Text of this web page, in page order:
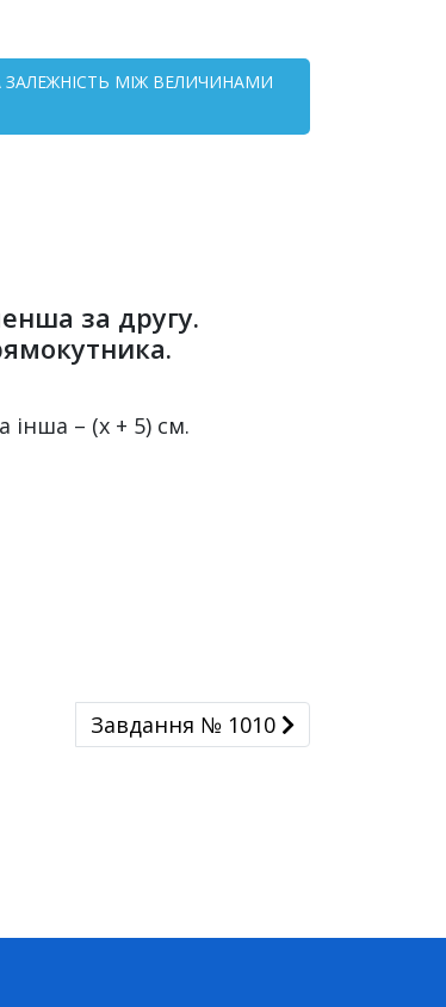
ЗАЛЕЖНІСТЬ МІЖ ВЕЛИЧИНАМИ
за другу.
інша – (х + 5) см.
Завдання № 1010
Завдання № 1010